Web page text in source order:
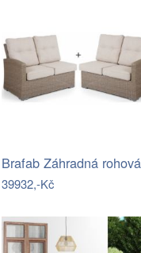
39932,-Kč